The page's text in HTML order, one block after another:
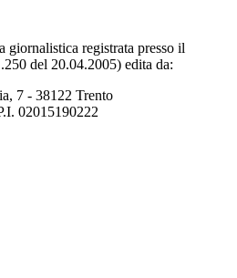
giornalistica registrata presso il
del 20.04.2005) edita da:
7 - 38122 Trento
02015190222